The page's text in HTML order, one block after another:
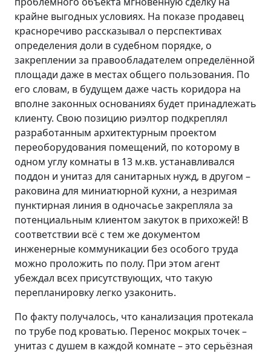
крайне выгодных условиях. На показе продавец
красноречиво рассказывал о перспективах
определения доли в судебном порядке, о
закреплении за правообладателем определённой
площади даже в местах общего пользования. По
его словам, в будущем даже часть коридора на
вполне законных основаниях будет принадлежать
клиенту. Свою позицию риэлтор подкреплял
разработанным архитектурным проектом
переоборудования помещений, по которому в
одном углу комнаты в 13 м.кв. устанавливался
поддон и унитаз для санитарных нужд, в другом –
раковина для миниатюрной кухни, а незримая
пунктирная линия в одночасье закрепляла за
потенциальным клиентом закуток в прихожей! В
соответствии всё с тем же документом
инженерные коммуникации без особого труда
можно проложить по полу. При этом агент
убеждал всех присутствующих, что такую
перепланировку легко узаконить.
По факту получалось, что канализация протекала
по трубе под кроватью. Перенос мокрых точек –
унитаз с душем в каждой комнате – это серьёзная